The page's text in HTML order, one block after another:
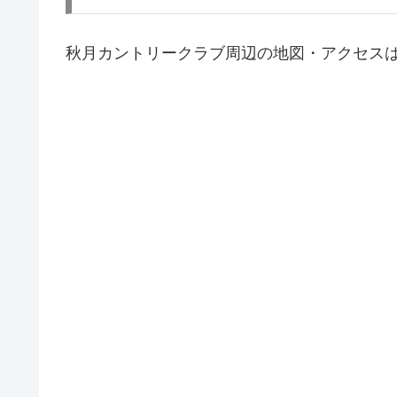
秋月カントリークラブ周辺の地図・アクセス